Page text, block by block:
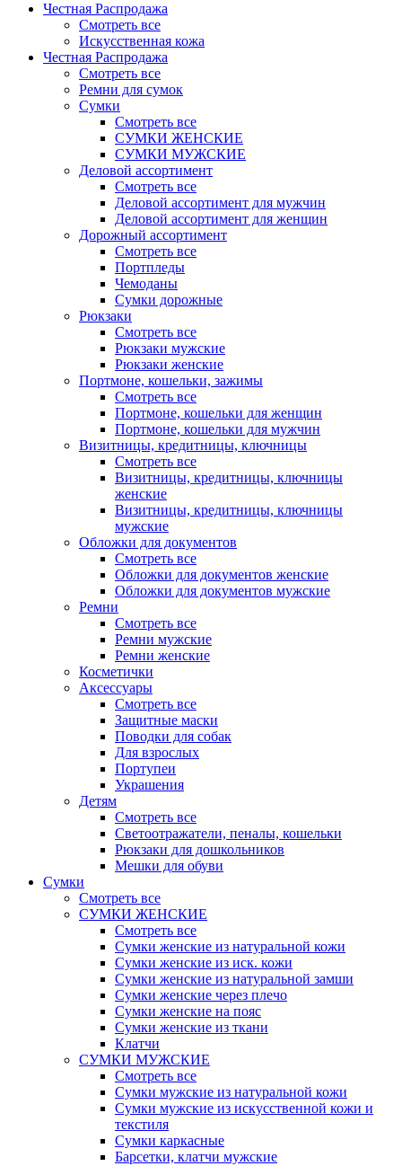
Честная Распродажа
Смотреть все
Искусственная кожа
Честная Распродажа
Смотреть все
Ремни для сумок
Сумки
Смотреть все
СУМКИ ЖЕНСКИЕ
СУМКИ МУЖСКИЕ
Деловой ассортимент
Смотреть все
Деловой ассортимент для мужчин
Деловой ассортимент для женщин
Дорожный ассортимент
Смотреть все
Портпледы
Чемоданы
Сумки дорожные
Рюкзаки
Смотреть все
Рюкзаки мужские
Рюкзаки женские
Портмоне, кошельки, зажимы
Смотреть все
Портмоне, кошельки для женщин
Портмоне, кошельки для мужчин
Визитницы, кредитницы, ключницы
Смотреть все
Визитницы, кредитницы, ключницы
женские
Визитницы, кредитницы, ключницы
мужские
Обложки для документов
Смотреть все
Обложки для документов женские
Обложки для документов мужские
Ремни
Смотреть все
Ремни мужские
Ремни женские
Косметички
Аксессуары
Смотреть все
Защитные маски
Поводки для собак
Для взрослых
Портупеи
Украшения
Детям
Смотреть все
Светоотражатели, пеналы, кошельки
Рюкзаки для дошкольников
Мешки для обуви
Сумки
Смотреть все
СУМКИ ЖЕНСКИЕ
Смотреть все
Сумки женские из натуральной кожи
Сумки женские из иск. кожи
Сумки женские из натуральной замши
Сумки женские через плечо
Сумки женские на пояс
Сумки женские из ткани
Клатчи
СУМКИ МУЖСКИЕ
Смотреть все
Сумки мужские из натуральной кожи
Сумки мужские из искусственной кожи и
текстиля
Сумки каркасные
Барсетки, клатчи мужские